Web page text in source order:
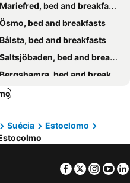
Mariefred, bed and breakfasts
Ösmo, bed and breakfasts
Bålsta, bed and breakfasts
Saltsjöbaden, bed and breakfasts
Bergshamra, bed and breakfasts
Järna, bed and breakfasts
Nynäshamn, bed and breakfasts
Skå, bed and breakfasts
Sundbyberg, bed and breakfasts
Suécia
Estoclomo
Facebook
Twitter